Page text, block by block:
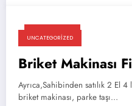
03/03/2025
UNCATEGORIZED
Briket Makinası
Ayrıca,Sahibinden satılık 2 El
briket makinası, parke taşı…